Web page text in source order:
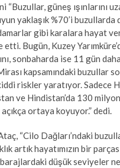
“Buzullar, güneş
yaklaşık %70’i
gibi karalara hayat
Bugün, Kuzey
sonbaharda ise 11 gün
kapsamındaki buzullar
riskler yaratıyor. Sadece
ve Hindistan’da 130
ortaya koyuyor.” dedi.
“Cilo Dağları’ndaki
artık hayatımızın bir
düşük seviyeler